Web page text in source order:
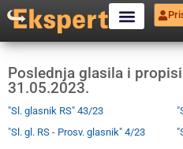
Poslednja glasila i
31.05.2023.
"Sl. glasnik RS" 43/23
"Sl. gl. RS - Prosv. glasnik" 4/23